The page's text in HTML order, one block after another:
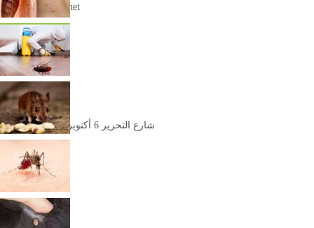
info@alalmanya.net
العنوان
شارع التحرير 6 أكتوبر، محافظة الجيزة
الخط الساخن